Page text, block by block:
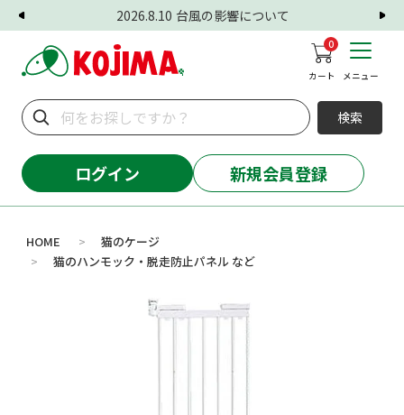
2026.8.10 台風の影響について
0
カート メニュー
検索
ログイン 新規会員登録
HOME > 猫のケージ
> 猫のハンモック・脱走防止パネル など